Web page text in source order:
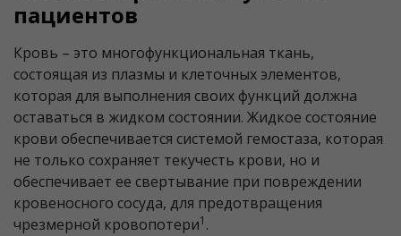
пациентов
Кровь – это многофункциональная ткань,
состоящая из плазмы и клеточных элементов,
которая для выполнения своих функций должна
оставаться в жидком состоянии. Жидкое состояние
крови обеспечивается системой гемостаза, которая
не только сохраняет текучесть крови, но и
обеспечивает ее свертывание при повреждении
кровеносного сосуда, для предотвращения
чрезмерной кровопотери1 .